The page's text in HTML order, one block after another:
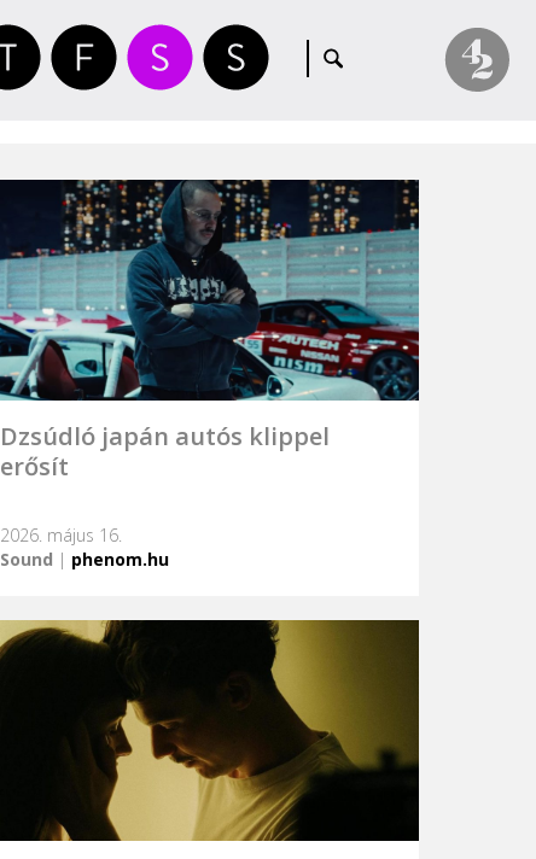
Dzsúdló japán autós klippel
erősít
2026. május 16.
Sound | phenom.hu